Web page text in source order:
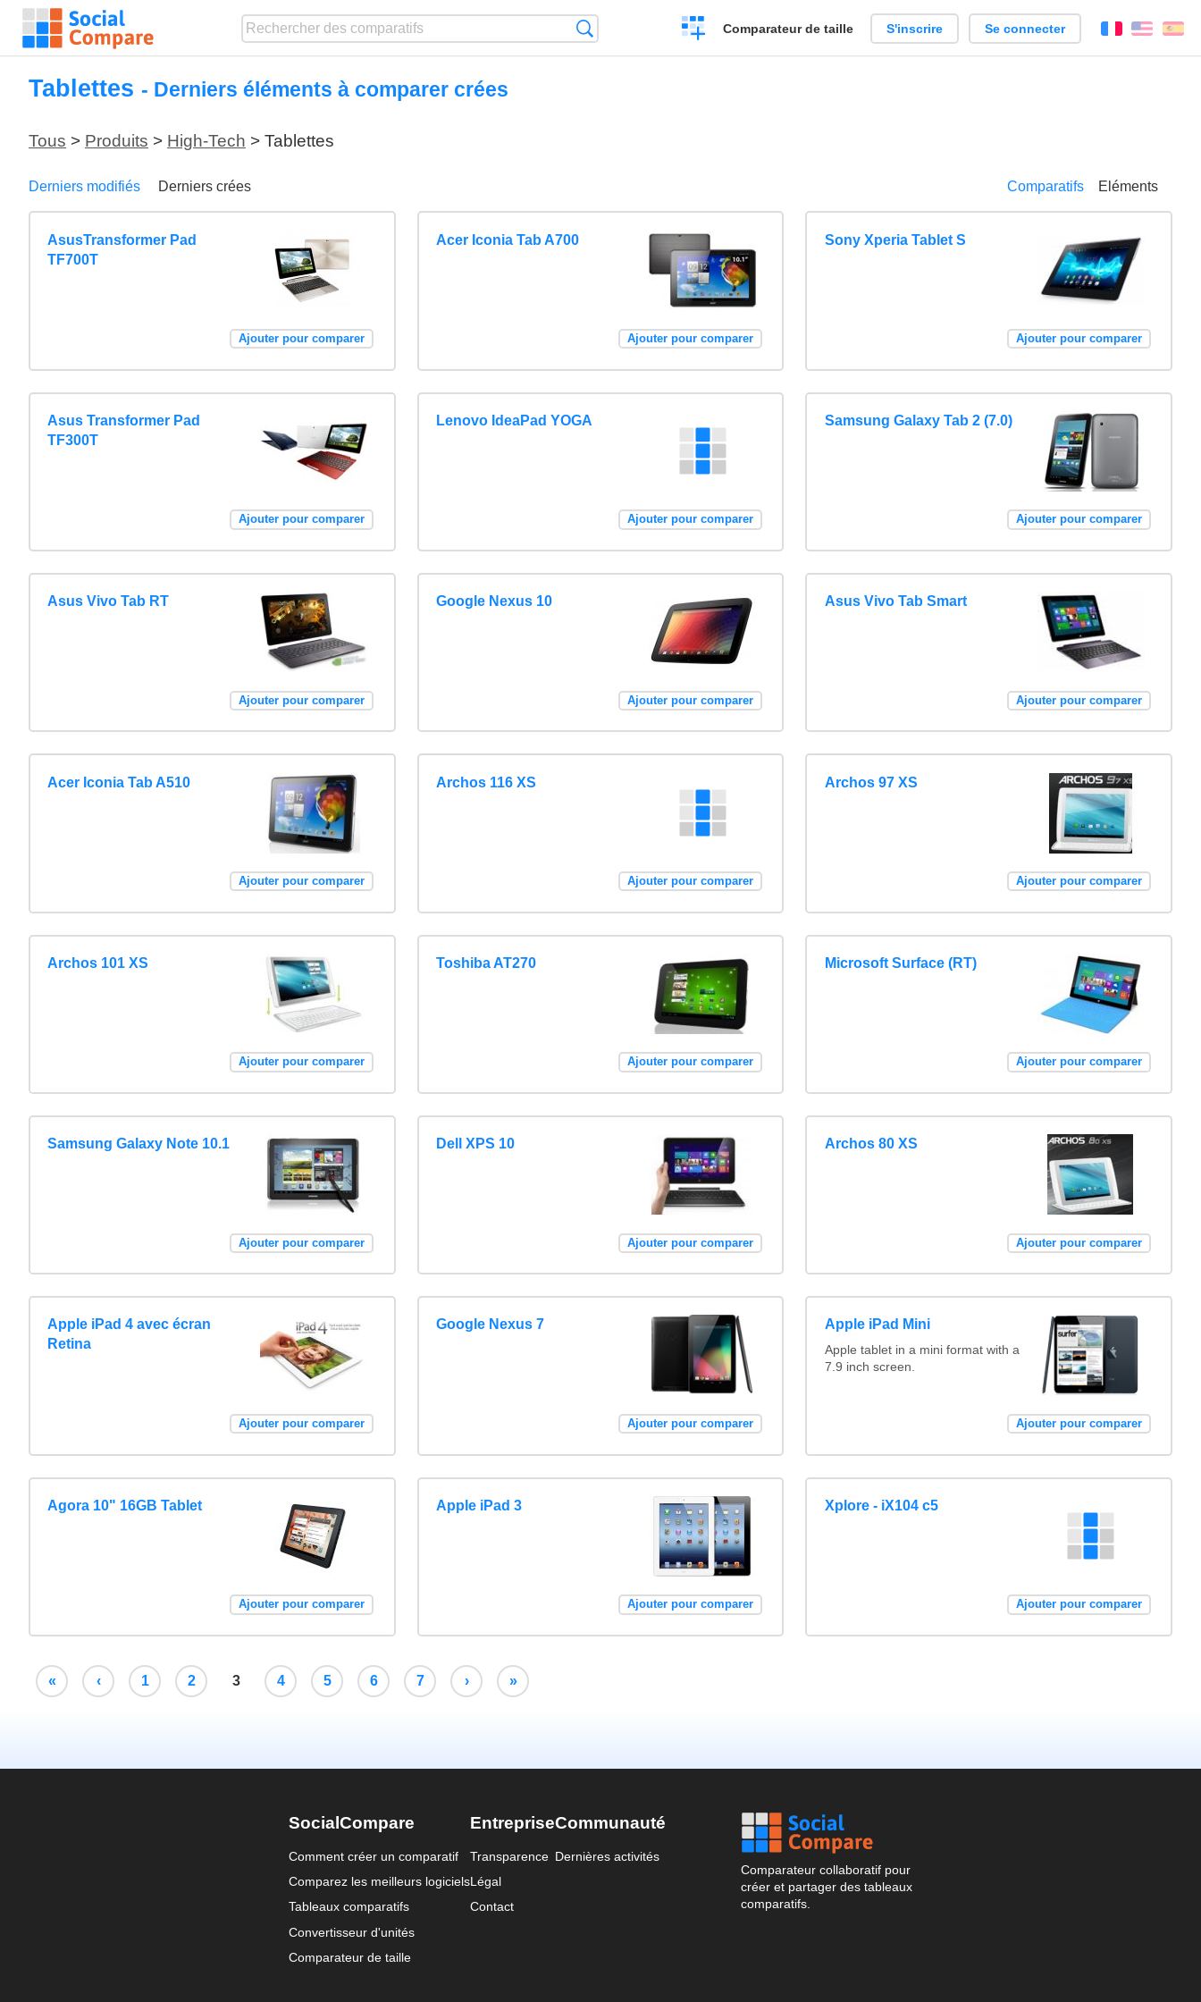
Créer
un
Comparateur de taille S'inscrire Se connecter FrançaisEnglish
Tablettes - Derniers éléments à comparer crées
Tous > Produits > High-Tech > Tablettes
Derniers modifiés Derniers crées Comparatifs Eléments
AsusTransformer Pad
TF700T
Ajouter pour comparer
Acer Iconia Tab A700
Ajouter pour comparer
Sony Xperia Tablet S
Ajouter pour comparer
Asus Transformer Pad
TF300T
Ajouter pour comparer
Lenovo IdeaPad YOGA
Ajouter pour comparer
Samsung Galaxy Tab 2 (7.0)
Ajouter pour comparer
Asus Vivo Tab RT
Ajouter pour comparer
Google Nexus 10
Ajouter pour comparer
Asus Vivo Tab Smart
Ajouter pour comparer
Acer Iconia Tab A510
Ajouter pour comparer
Archos 116 XS
Ajouter pour comparer
Archos 97 XS
Ajouter pour comparer
Archos 101 XS
Ajouter pour comparer
Toshiba AT270
Ajouter pour comparer
Microsoft Surface (RT)
Ajouter pour comparer
Samsung Galaxy Note 10.1
Ajouter pour comparer
Dell XPS 10
Ajouter pour comparer
Archos 80 XS
Ajouter pour comparer
Apple iPad 4 avec écran
Retina
Ajouter pour comparer
Google Nexus 7
Ajouter pour comparer
Apple iPad Mini
Apple tablet in a mini format with a
7.9 inch screen.
Ajouter pour comparer
Agora 10" 16GB Tablet
Ajouter pour comparer
Apple iPad 3
Ajouter pour comparer
Xplore - iX104 c5
Ajouter pour comparer
« ‹ 1 2 3 4 5 6 7 › »
SocialCompare
Comment créer un comparatif
Comparez les meilleurs logiciels
Tableaux comparatifs
Convertisseur d'unités
Comparateur de taille
Entreprise
Transparence
Légal
Contact
Communauté
Dernières activités
Comparateur collaboratif pour
créer et partager des tableaux
comparatifs.